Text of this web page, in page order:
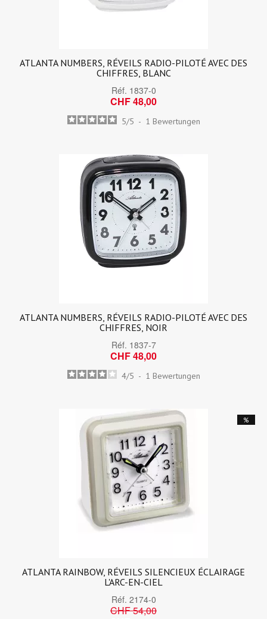
ATLANTA NUMBERS, RÉVEILS RADIO-PILOTÉ AVEC DES
CHIFFRES, BLANC
Réf. 1837-0
CHF 48,00
5/5 - 1 Bewertungen
ATLANTA NUMBERS, RÉVEILS RADIO-PILOTÉ AVEC DES
CHIFFRES, NOIR
Réf. 1837-7
CHF 48,00
4/5 - 1 Bewertungen
%
ATLANTA RAINBOW, RÉVEILS SILENCIEUX ÉCLAIRAGE
L'ARC-EN-CIEL
Réf. 2174-0
CHF 54,00